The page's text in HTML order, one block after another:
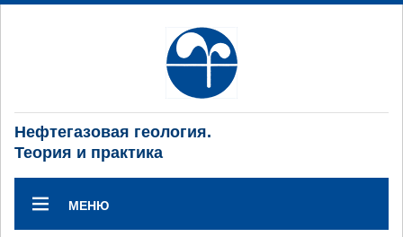
Нефтегазовая геология.
Теория и практика
МЕНЮ